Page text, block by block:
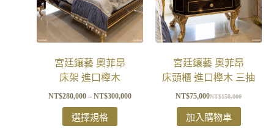
宮廷鑲藝 奧菲昂
床架 進口櫸木
NT$280,000 – NT$300,000
選擇規格
宮廷鑲藝 奧菲昂
床頭櫃 進口櫸木 三抽
NT$150,000
NT$75,000
加入購物車